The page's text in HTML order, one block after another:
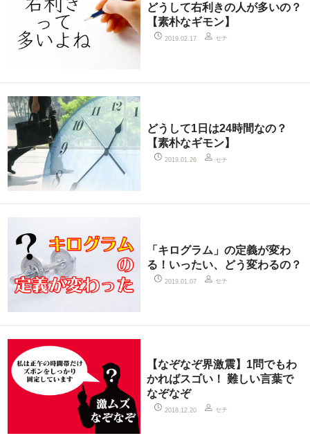
どうして右利きの人が多いの？
【素朴なギモン】
2019.02.17 セチ
どうして1日は24時間なの？
【素朴なギモン】
2019.01.26 セチ
「キログラム」の定義が変わ
る！いったい、どう変わるの？
2019.01.07 セチ
【なぞなぞ界激震】1問でもわ
かればスゴい！ 難しい言葉で
なぞなぞ
2018.12.20 セチ